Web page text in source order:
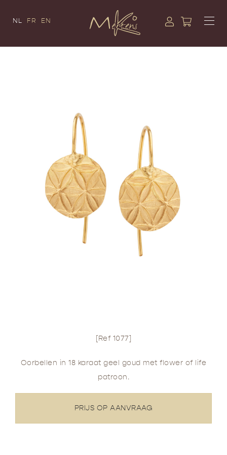
NL FR EN
[Ref 1077]
Oorbellen in 18 karaat geel goud met flower of life
patroon.
PRIJS OP AANVRAAG